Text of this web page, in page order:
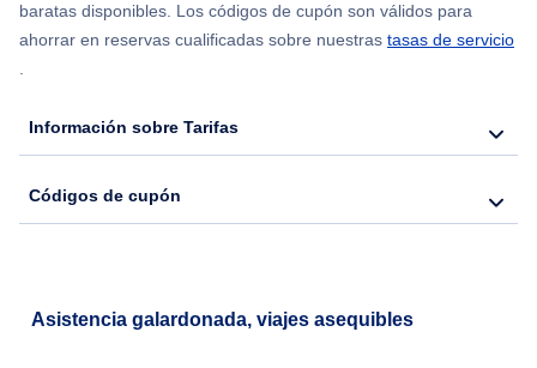
baratas disponibles. Los códigos de cupón son válidos para
ahorrar en reservas cualificadas sobre nuestras tasas de servicio
.
Información sobre Tarifas
Códigos de cupón
Asistencia galardonada, viajes asequibles